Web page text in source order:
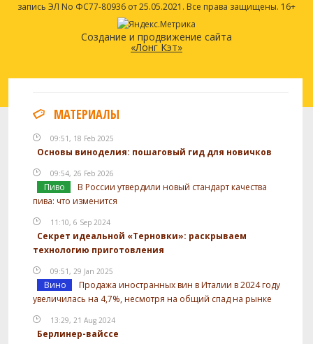
запись ЭЛ No ФС77-80936 от 25.05.2021. Все права защищены. 16+
Создание и продвижение сайта
«Лонг Кэт»
МАТЕРИАЛЫ
09:51, 18 Feb 2025
Основы виноделия: пошаговый гид для новичков
09:54, 26 Feb 2026
Пиво
В России утвердили новый стандарт качества
пива: что изменится
11:10, 6 Sep 2024
Секрет идеальной «Терновки»: раскрываем
технологию приготовления
09:51, 29 Jan 2025
Вино
Продажа иностранных вин в Италии в 2024 году
увеличилась на 4,7%, несмотря на общий спад на рынке
13:29, 21 Aug 2024
Берлинер-вайссе